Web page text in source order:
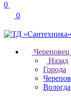
0
0
Череповец
Назад
Города
Вологда